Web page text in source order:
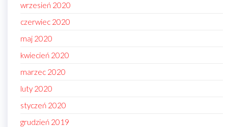
wrzesień 2020
czerwiec 2020
maj 2020
kwiecień 2020
marzec 2020
luty 2020
styczeń 2020
grudzień 2019